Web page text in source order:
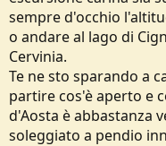
sempre d'occhio
o andare al lago di
Cervinia.
Te ne sto sparando a
partire cos'è aperto e
d'Aosta è abbastanza
soleggiato a pendio